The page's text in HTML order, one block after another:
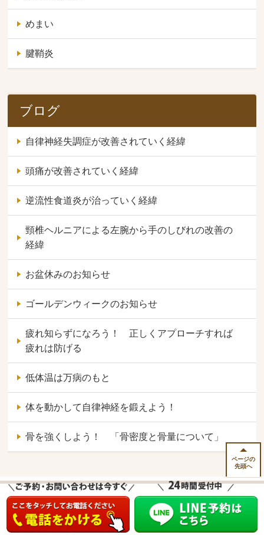
めまい
腱鞘炎
ブログ
自律神経失調症が改善されていく経緯
頭痛が改善されていく経緯
逆流性食道炎が治っていく経緯
頸椎ヘルニアによる左腕から手のしびれの改善の
経緯
お盆休みのお知らせ
ゴールデンウィークのお知らせ
疲れ知らずになろう！ 正しくアプローチすれば
疲れは防げる
低体温は万病のもと
体を動かして自律神経を鍛えよう！
骨を強くしよう！ 「骨密度と骨量について」
ページの
先頭へ